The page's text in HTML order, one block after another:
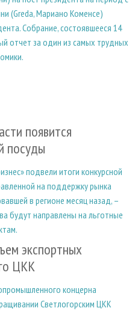
(Greda, Мариано Коменсе)
Собрание, состоявшееся 14
отчет за один из самых трудных
появится
посуды
подвели итоги конкурсной
на поддержку рынка
в регионе месяц назад, –
будут направлены на льготные
экспортных
ЦКК
концерна
Светлогорским ЦКК